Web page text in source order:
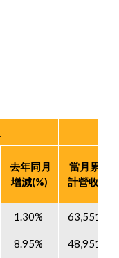
去年同月
增減(%)
當月累
計營收
1.30% 63,551
8.95% 48,951